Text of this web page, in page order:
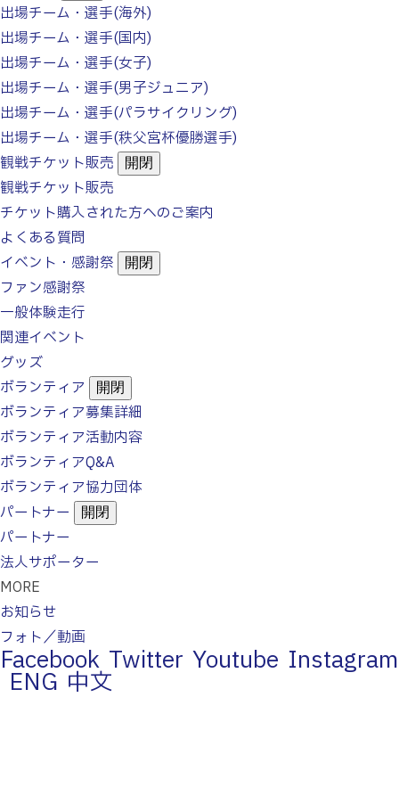
出場チーム・選手(海外)
出場チーム・選手(国内)
出場チーム・選手(女子)
出場チーム・選手(男子ジュニア)
出場チーム・選手(パラサイクリング)
出場チーム・選手(秩父宮杯優勝選手)
観戦チケット販売
開閉
観戦チケット販売
チケット購入された方へのご案内
よくある質問
イベント・感謝祭
開閉
ファン感謝祭
一般体験走行
関連イベント
グッズ
ボランティア
開閉
ボランティア募集詳細
ボランティア活動内容
ボランティアQ&A
ボランティア協力団体
パートナー
開閉
パートナー
法人サポーター
MORE
お知らせ
フォト／動画
Facebook Twitter Youtube Instagram
ENG 中文